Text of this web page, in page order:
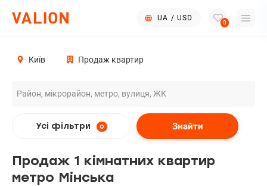
UA / USD
0
Київ Продаж квартир
Усі фільтри 0 Знайти
Продаж 1 кімнатних квартир
метро Мінська